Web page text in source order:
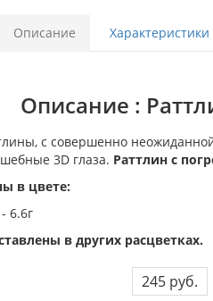
Описание Характеристики
Описание :
с совершенно
3D глаза. Раттлин с
в цвете:
6.6г
в других расцветках.
245 руб.